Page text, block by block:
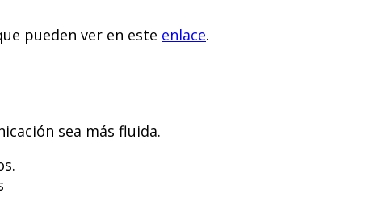
pueden ver en este enlace.
sea más fluida.